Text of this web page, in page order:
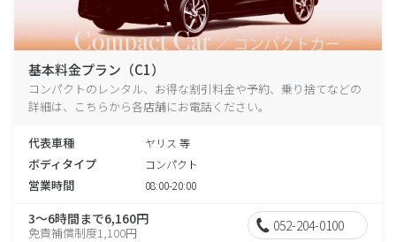
基本料金プラン（C1）
コンパクトのレンタル、お得な割引料金や予約、乗り捨てなどの
詳細は、こちらから各店舗にお電話ください。
代表車種 ヤリス 等
ボディタイプ コンパクト
営業時間 08:00-20:00
3～6時間まで6,160円
免責補償制度1,100円 052-204-0100